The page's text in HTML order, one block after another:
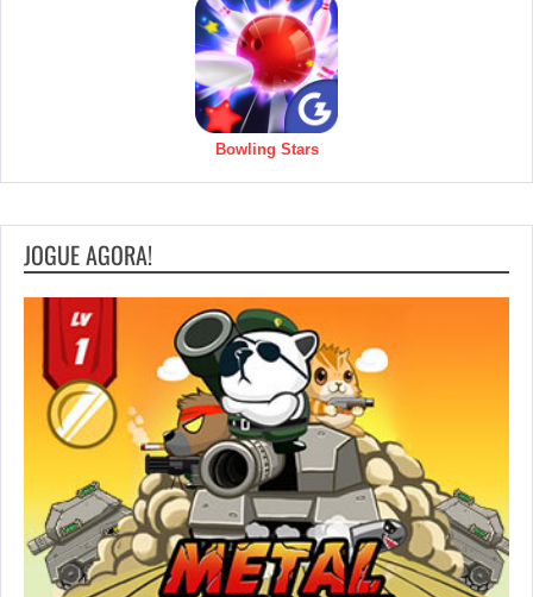
Bowling Stars
JOGUE AGORA!